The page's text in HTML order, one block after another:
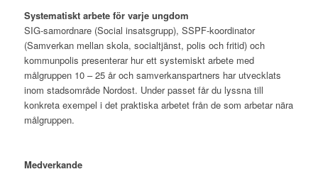
Systematiskt arbete för varje ungdom
SIG-samordnare (Social insatsgrupp), SSPF-koordinator
(Samverkan mellan skola, socialtjänst, polis och fritid) och
kommunpolis presenterar hur ett systemiskt arbete med
målgruppen 10 – 25 år och samverkanspartners har utvecklats
inom stadsområde Nordost. Under passet får du lyssna till
konkreta exempel i det praktiska arbetet från de som arbetar nära
målgruppen.
Medverkande